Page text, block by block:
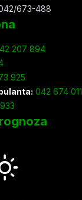
673-488
207 894
925
042 674 011